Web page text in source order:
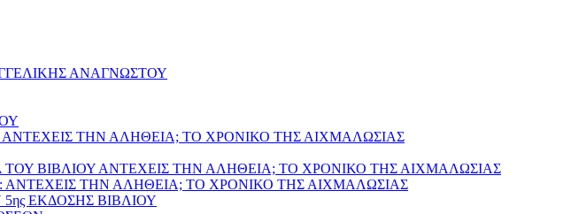
ΑΝΑΓΝΩΣΤΟΥ
ΑΝΤΕΧΕΙΣ ΤΗΝ ΑΛΗΘΕΙΑ; ΤΟ ΧΡΟΝΙΚΟ ΤΗΣ ΑΙΧΜΑΛΩΣΙΑΣ
ΒΙΒΛΙΟΥ ΑΝΤΕΧΕΙΣ ΤΗΝ ΑΛΗΘΕΙΑ; ΤΟ ΧΡΟΝΙΚΟ ΤΗΣ ΑΙΧΜΑΛΩΣΙΑΣ
ΑΝΤΕΧΕΙΣ ΤΗΝ ΑΛΗΘΕΙΑ; ΤΟ ΧΡΟΝΙΚΟ ΤΗΣ ΑΙΧΜΑΛΩΣΙΑΣ
ΕΚΔΟΣΗΣ ΒΙΒΛΙΟΥ